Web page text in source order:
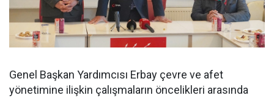
Genel Başkan Yardımcısı Erbay çevre ve afet
yönetimine ilişkin çalışmaların öncelikleri arasında